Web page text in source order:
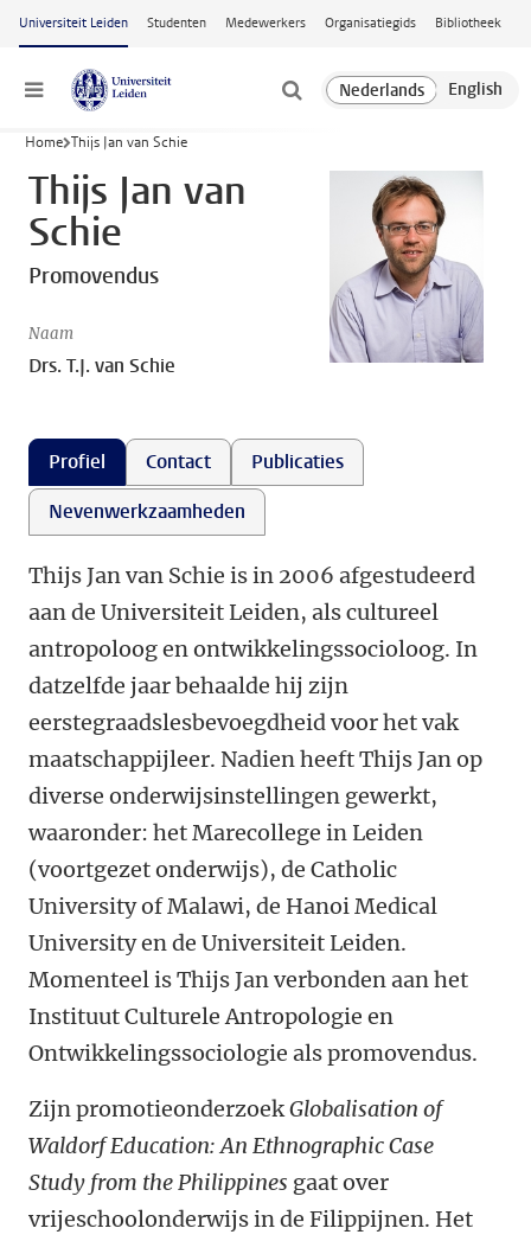
Ga naar hoofdinhoud
Universiteit Leiden Studenten Medewerkers Organisatiegids Bibliotheek
Menu
Home Thijs Jan van Schie
Thijs Jan van
Schie
Promovendus
Naam
Drs. T.J. van Schie
Profiel Contact
Publicaties
Nevenwerkzaamheden
Thijs Jan van Schie is in 2006 afgestudeerd
aan de Universiteit Leiden, als cultureel
antropoloog en ontwikkelingssocioloog. In
datzelfde jaar behaalde hij zijn
eerstegraadslesbevoegdheid voor het vak
maatschappijleer. Nadien heeft Thijs Jan op
diverse onderwijsinstellingen gewerkt,
waaronder: het Marecollege in Leiden
(voortgezet onderwijs), de Catholic
University of Malawi, de Hanoi Medical
University en de Universiteit Leiden.
Momenteel is Thijs Jan verbonden aan het
Instituut Culturele Antropologie en
Ontwikkelingssociologie als promovendus.
Zijn promotieonderzoekGlobalisation of
Waldorf Education: An Ethnographic Case
Study from the Philippines gaat over
vrijeschoolonderwijs in de Filippijnen. Het